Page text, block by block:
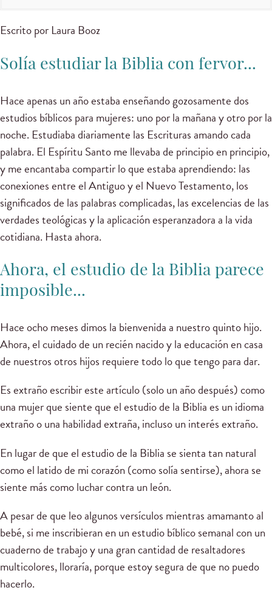
Escrito por Laura Booz
Solía estudiar la Biblia con fervor...
Hace apenas un año estaba enseñando gozosamente dos
estudios bíblicos para mujeres: uno por la mañana y otro por la
noche. Estudiaba diariamente las Escrituras amando cada
palabra. El Espíritu Santo me llevaba de principio en principio,
y me encantaba compartir lo que estaba aprendiendo: las
conexiones entre el Antiguo y el Nuevo Testamento, los
significados de las palabras complicadas, las excelencias de las
verdades teológicas y la aplicación esperanzadora a la vida
cotidiana. Hasta ahora.
Ahora, el estudio de la Biblia parece
imposible...
Hace ocho meses dimos la bienvenida a nuestro quinto hijo.
Ahora, el cuidado de un recién nacido y la educación en casa
de nuestros otros hijos requiere todo lo que tengo para dar.
Es extraño escribir este artículo (solo un año después) como
una mujer que siente que el estudio de la Biblia es un idioma
extraño o una habilidad extraña, incluso un interés extraño.
En lugar de que el estudio de la Biblia se sienta tan natural
como el latido de mi corazón (como solía sentirse), ahora se
siente más como luchar contra un león.
A pesar de que leo algunos versículos mientras amamanto al
bebé, si me inscribieran en un estudio bíblico semanal con un
cuaderno de trabajo y una gran cantidad de resaltadores
multicolores, lloraría, porque estoy segura de que no puedo
hacerlo.